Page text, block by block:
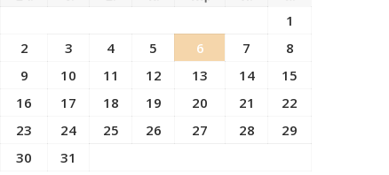
1
2
3 4 5 6 7
8
9
10 11 12 13 14
15
16
17 18 19 20 21
22
23
24 25 26 27 28
29
30
31